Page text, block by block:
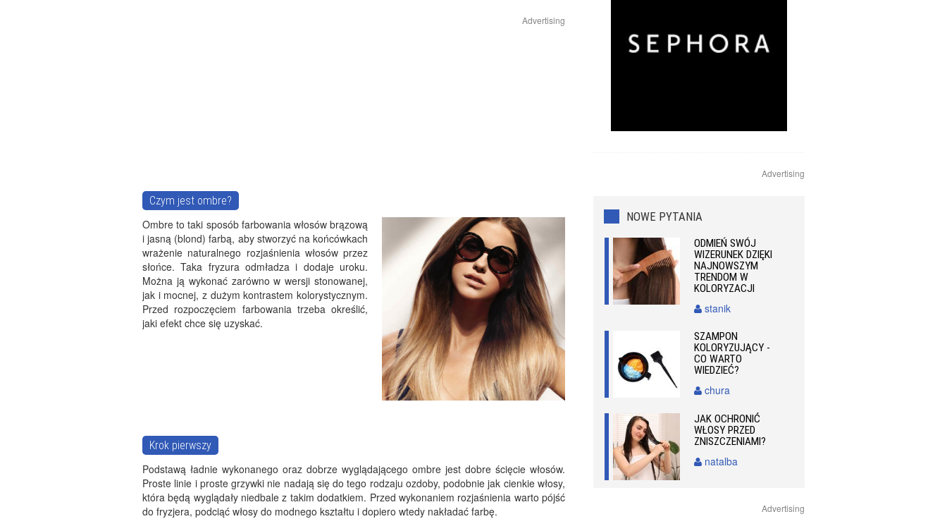
Advertising
Czym jest ombre?
Ombre to taki sposób farbowania włosów brązową
i jasną (blond) farbą, aby stworzyć na końcówkach
wrażenie naturalnego rozjaśnienia włosów przez
słońce. Taka fryzura odmładza i dodaje uroku.
Można ją wykonać zarówno w wersji stonowanej,
jak i mocnej, z dużym kontrastem kolorystycznym.
Przed rozpoczęciem farbowania trzeba określić,
jaki efekt chce się uzyskać.
Krok pierwszy
Podstawą ładnie wykonanego oraz dobrze wyglądającego ombre jest dobre ścięcie włosów.
Proste linie i proste grzywki nie nadają się do tego rodzaju ozdoby, podobnie jak cienkie włosy,
która będą wyglądały niedbale z takim dodatkiem. Przed wykonaniem rozjaśnienia warto pójść
do fryzjera, podciąć włosy do modnego kształtu i dopiero wtedy nakładać farbę.
Advertising
NOWE PYTANIA
ODMIEŃ SWÓJ
WIZERUNEK DZIĘKI
NAJNOWSZYM
TRENDOM W
KOLORYZACJI
stanik
SZAMPON
KOLORYZUJĄCY -
CO WARTO
WIEDZIEĆ?
chura
JAK OCHRONIĆ
WŁOSY PRZED
ZNISZCZENIAMI?
natalba
Advertising